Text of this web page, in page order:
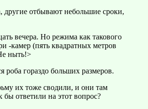
другие отбывают небольшие сроки,
вечера. Но режима как такового
-камер (пять квадратных метров
ныть!>
гораздо больших размеров.
их тоже сводили, и они там
бы ответили на этот вопрос?